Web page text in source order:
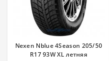
Nexen Nblue 4Season 205/50
R17 93W XL летняя